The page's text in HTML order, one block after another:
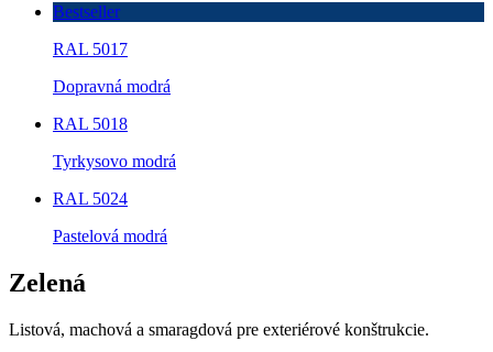
Bestseller
RAL 5017
Dopravná modrá
RAL 5018
Tyrkysovo modrá
RAL 5024
Pastelová modrá
Zelená
Listová, machová a smaragdová pre exteriérové konštrukcie.